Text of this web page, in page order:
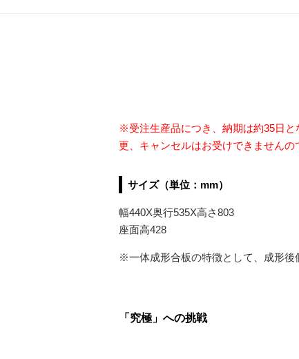
※受注生産品につき、納期は約35日
更、キャンセルはお受けできませんの
サイズ（単位：mm）
幅440X奥行535X高さ803
座面高428
※一体成形合板の特徴として、成形後
「究極」への挑戦